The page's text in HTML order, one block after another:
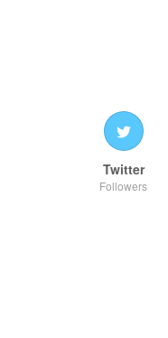
Twitter
Followers